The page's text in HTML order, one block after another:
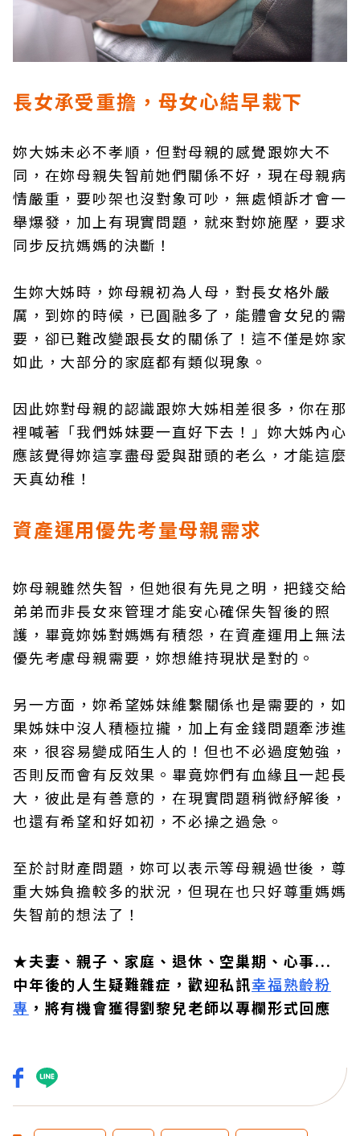
長女承受重擔，母女心結早栽下
妳大姊未必不孝順，但對母親的感覺跟妳大不
同，在妳母親失智前她們關係不好，現在母親病
情嚴重，要吵架也沒對象可吵，無處傾訴才會一
舉爆發，加上有現實問題，就來對妳施壓，要求
同步反抗媽媽的決斷！
生妳大姊時，妳母親初為人母，對長女格外嚴
厲，到妳的時候，已圓融多了，能體會女兒的需
要，卻已難改變跟長女的關係了！這不僅是妳家
如此，大部分的家庭都有類似現象。
因此妳對母親的認識跟妳大姊相差很多，你在那
裡喊著「我們姊妹要一直好下去！」妳大姊內心
應該覺得妳這享盡母愛與甜頭的老么，才能這麼
天真幼稚！
資產運用優先考量母親需求
妳母親雖然失智，但她很有先見之明，把錢交給
弟弟而非長女來管理才能安心確保失智後的照
護，畢竟妳姊對媽媽有積怨，在資產運用上無法
優先考慮母親需要，妳想維持現狀是對的。
另一方面，妳希望姊妹維繫關係也是需要的，如
果姊妹中沒人積極拉攏，加上有金錢問題牽涉進
來，很容易變成陌生人的！但也不必過度勉強，
否則反而會有反效果。畢竟妳們有血緣且一起長
大，彼此是有善意的，在現實問題稍微紓解後，
也還有希望和好如初，不必操之過急。
至於討財產問題，妳可以表示等母親過世後，尊
重大姊負擔較多的狀況，但現在也只好尊重媽媽
失智前的想法了！
★夫妻、親子、家庭、退休、空巢期、心事...
中年後的人生疑難雜症，歡迎私訊幸福熟齡粉
專 ，將有機會獲得劉黎兒老師以專欄形式回應